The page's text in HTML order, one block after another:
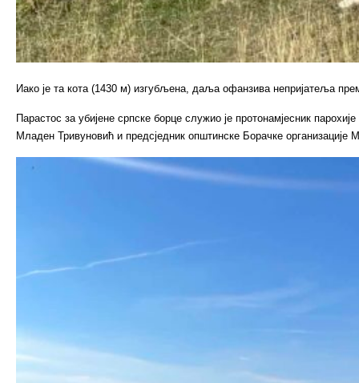
Иако је та кота (1430 м) изгубљена, даља офанзива непријатеља
Парастос за убијене српске борце служио је протонамјесник
Младен Тривуновић и предсједник општинске Борачке организације